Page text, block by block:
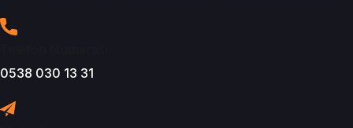
0538 030 13 31